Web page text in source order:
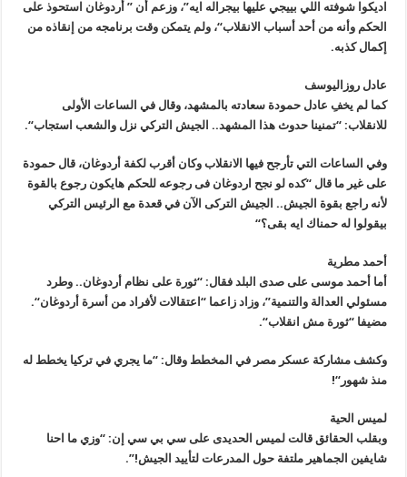
اديكوا شوفته اللي بييجي عليها بيجراله ايه”، وزعم أن ” أردوغان استحوذ على
الحكم وأنه من أحد أسباب الانقلاب“، ولم يتمكن وقت برنامجه من إنقاذه من
إكمال كذبه.
عادل روزاليوسف
كما لم يخفِ عادل حمودة سعادته بالمشهد، وقال في الساعات الأولى
للانقلاب: “تمنينا حدوث هذا المشهد.. الجيش التركي نزل والشعب استجاب“.
وفي الساعات التي تأرجح فيها الانقلاب وكان أقرب لكفة أردوغان، قال حمودة
على غير ما قال “كده لو نجح اردوغان فى رجوعه للحكم هايكون رجوع بالقوة
لأنه راجع بقوة الجيش.. الجيش التركى الآن في قعدة مع الرئيس التركي
بيقولوا له حمناك ايه بقى؟“
أحمد مطرية
أما أحمد موسى على صدى البلد فقال: “ثورة على نظام أردوغان.. وطرد
مسئولي العدالة والتنمية”، وزاد زاعما “اعتقالات لأفراد من أسرة أردوغان“.
مضيفا “ثورة مش انقلاب“.
وكشف مشاركة عسكر مصر في المخطط وقال: “ما يجري في تركيا يخطط له
منذ شهور“!
لميس الحية
وبقلب الحقائق قالت لميس الحديدى على سي بي سي إن: “وزي ما احنا
شايفين الجماهير ملتفة حول المدرعات لتأييد الجيش!”.